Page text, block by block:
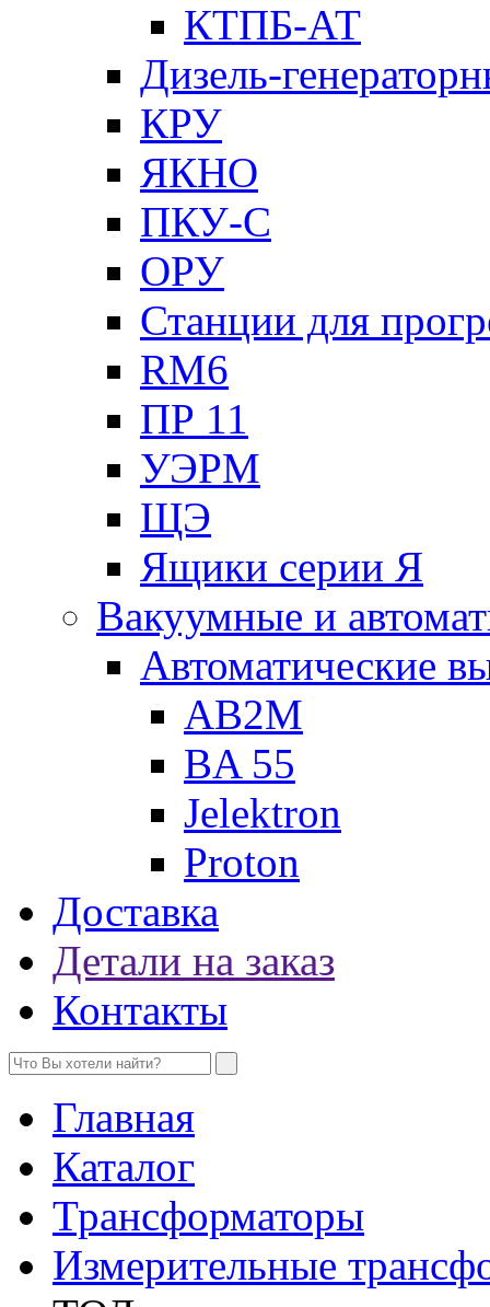
КТПБ-АТ
Дизель-
КРУ
ЯКНО
ПКУ-С
ОРУ
Станции для
RM6
ПР 11
УЭРМ
ЩЭ
Ящики серии Я
Вакуумные и
Автоматические
AB2M
BA 55
Jelektron
Proton
Доставка
Детали на заказ
Контакты
Главная
Каталог
Трансформаторы
Измерительные